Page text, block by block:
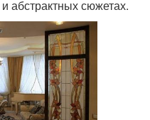
абстрактных сюжетах.